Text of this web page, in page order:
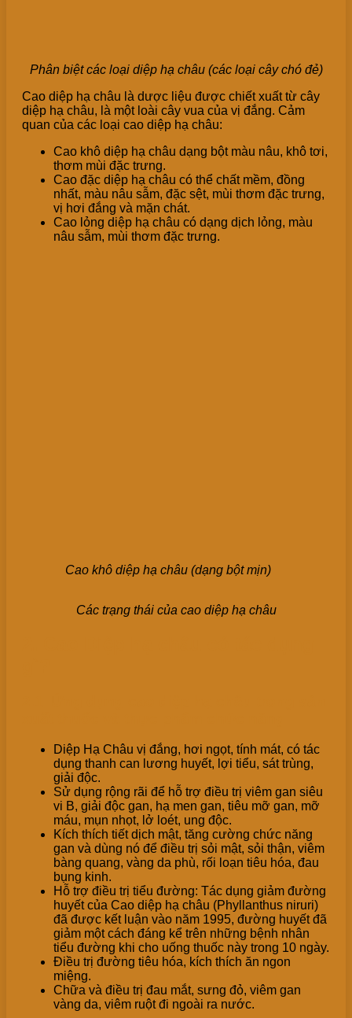
Phân biệt các loại diệp hạ châu (các loại cây chó đẻ)
Cao diệp hạ châu là dược liệu được chiết xuất từ cây
diệp hạ châu, là một loài cây vua của vị đắng. Cảm
quan của các loại cao diệp hạ châu:
Cao khô diệp hạ châu dạng bột màu nâu, khô tơi,
thơm mùi đặc trưng.
Cao đặc diệp hạ châu có thể chất mềm, đồng
nhất, màu nâu sẫm, đặc sệt, mùi thơm đặc trưng,
vị hơi đắng và mặn chát.
Cao lỏng diệp hạ châu có dạng dịch lỏng, màu
nâu sẫm, mùi thơm đặc trưng.
Cao khô diệp hạ châu (dạng bột mịn)
Các trạng thái của cao diệp hạ châu
Diệp Hạ Châu vị đắng, hơi ngọt, tính mát, có tác
dụng thanh can lương huyết, lợi tiểu, sát trùng,
giải độc.
Sử dụng rộng rãi để hỗ trợ điều trị viêm gan siêu
vi B, giải độc gan, hạ men gan, tiêu mỡ gan, mỡ
máu, mụn nhọt, lở loét, ung độc.
Kích thích tiết dịch mật, tăng cường chức năng
gan và dùng nó để điều trị sỏi mật, sỏi thận, viêm
bàng quang, vàng da phù, rối loạn tiêu hóa, đau
bụng kinh.
Hỗ trợ điều trị tiểu đường: Tác dụng giảm đường
huyết của Cao diệp hạ châu (Phyllanthus niruri)
đã được kết luận vào năm 1995, đường huyết đã
giảm một cách đáng kể trên những bệnh nhân
tiểu đường khi cho uống thuốc này trong 10 ngày.
Điều trị đường tiêu hóa, kích thích ăn ngon
miệng.
Chữa và điều trị đau mắt, sưng đỏ, viêm gan
vàng da, viêm ruột đi ngoài ra nước.